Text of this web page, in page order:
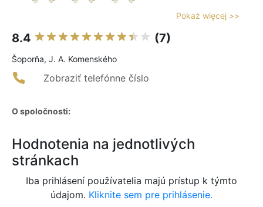
Pokaż więcej >>
8.4 (7)
Šoporňa, J. A. Komenského
Zobraziť telefónne číslo
O spoločnosti:
Hodnotenia na jednotlivých
stránkach
Iba prihlásení používatelia majú prístup k týmto
údajom. Kliknite sem pre prihlásenie.